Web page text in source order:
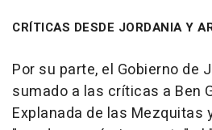
CRÍTICAS DESDE JORDANIA Y
Por su parte, el Gobierno de
sumado a las críticas a Ben
Explanada de las Mezquitas